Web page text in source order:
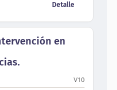
Detalle
en
V10